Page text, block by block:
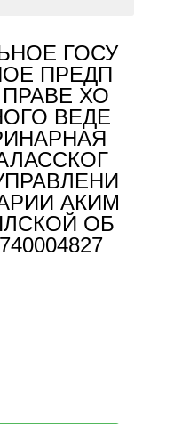
ГОСУ
ПРЕДП
ХО
ВЕДЕ
АКИМ
ОБ